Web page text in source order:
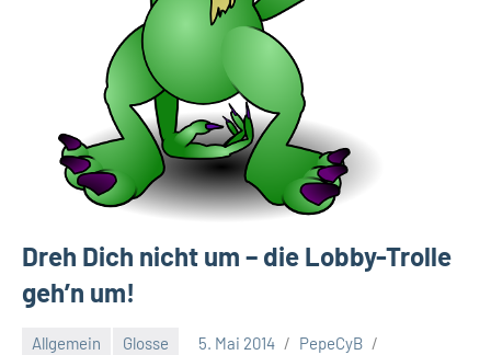
Dreh Dich nicht um – die Lobby-Trolle
geh’n um!
Allgemein Glosse 5. Mai 2014
PepeCyB